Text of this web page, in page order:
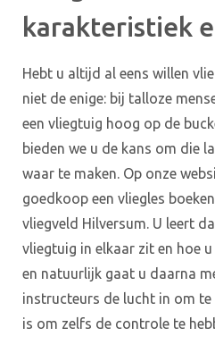
karakteristiek
Hebt u altijd al eens willen
niet de enige: bij talloze
een vliegtuig hoog op de
bieden we u de kans om die
waar te maken. Op onze
goedkoop een vliegles
vliegveld Hilversum. U leert
vliegtuig in elkaar zit en hoe
en natuurlijk gaat u daarna
instructeurs de lucht in om te
is om zelfs de controle te